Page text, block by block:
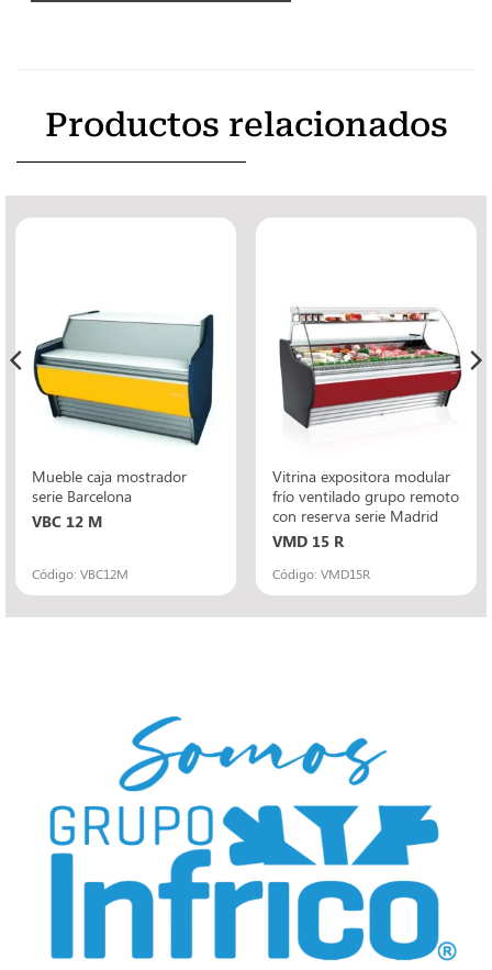
Productos relacionados
Mueble caja mostrador
serie Barcelona
VBC 12 M
Código: VBC12M
Vitrina expositora modular
frío ventilado grupo remoto
con reserva serie Madrid
VMD 15 R
Código: VMD15R